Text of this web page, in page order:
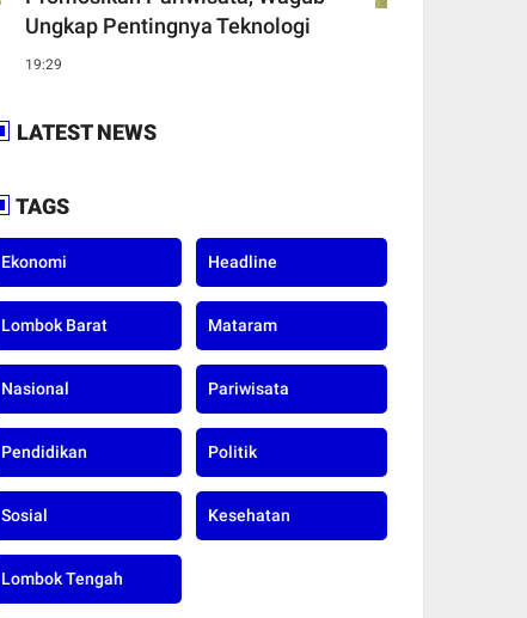
Ungkap Pentingnya Teknologi
19:29
LATEST NEWS
TAGS
Ekonomi Headline
Lombok Barat Mataram
Nasional Pariwisata
Pendidikan Politik
Sosial Kesehatan
Lombok Tengah